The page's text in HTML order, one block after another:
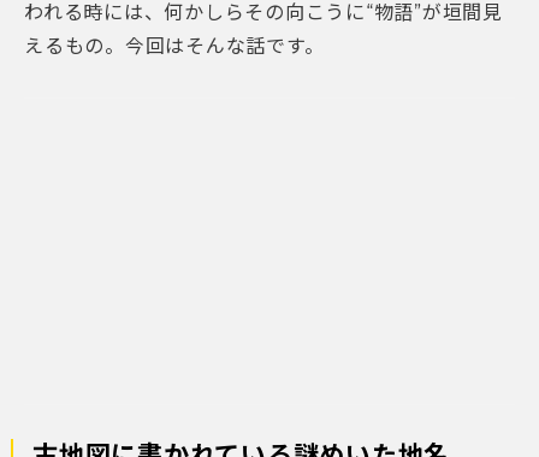
われる時には、何かしらその向こうに“物語”が垣間見
えるもの。今回はそんな話です。